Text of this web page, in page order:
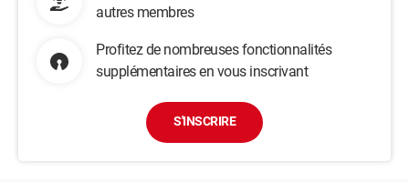
autres membres
Profitez de nombreuses fonctionnalités
supplémentaires en vous inscrivant
S'INSCRIRE